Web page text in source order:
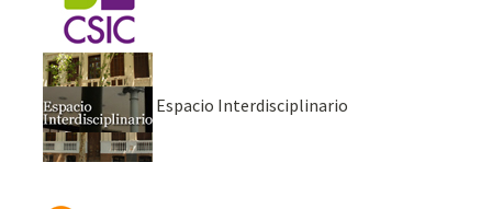
Espacio Interdisciplinario